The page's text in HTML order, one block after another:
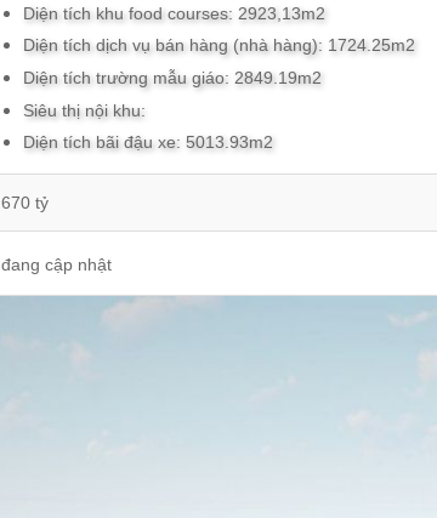
Diện tích khu food courses: 2923,13m2
Diện tích dịch vụ bán hàng (nhà hàng): 1724.25m2
Diện tích trường mẫu giáo: 2849.19m2
Siêu thị nội khu:
Diện tích bãi đậu xe: 5013.93m2
670 tỷ
đang cập nhật